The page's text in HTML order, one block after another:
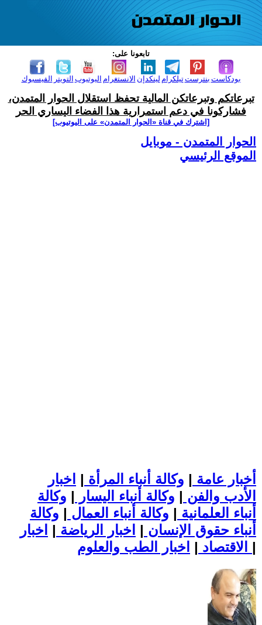
تابعونا على:
الفيسبوك التويتر اليوتيوب الانستغرام لينكدإن تيلكرامبنترست بودكاست
تبرعاتكم وتبرعاتكن المالية تحفظ استقلال الحوار المتمدن،
فشاركونا في دعم استمرارية هذا الفضاء اليساري الحر
[اشترك في قناة ‫«الحوار المتمدن» على اليوتيوب]
الحوار المتمدن - موبايل
الموقع الرئيسي
أخبار عامة | وكالة أنباء المرأة | اخبار
الأدب والفن | وكالة أنباء اليسار | وكالة
أنباء العلمانية | وكالة أنباء العمال | وكالة
أنباء حقوق الإنسان | اخبار الرياضة | اخبار
الاقتصاد | |